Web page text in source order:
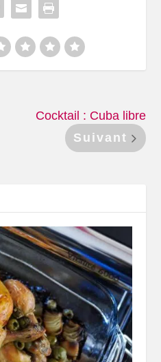
Cocktail : Cuba libre
Suivant